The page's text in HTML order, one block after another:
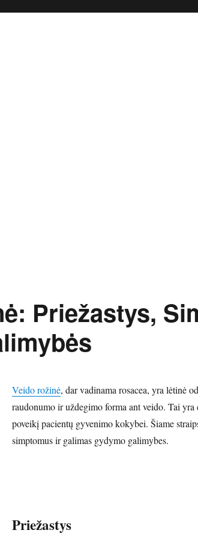
Priežastys,
Veido rožinė, dar vadinama rosacea, yra lėtinė
raudonumo ir uždegimo forma ant veido. Tai
poveikį pacientų gyvenimo kokybei. Šiame
simptomus ir galimas gydymo galimybes.
Priežastys